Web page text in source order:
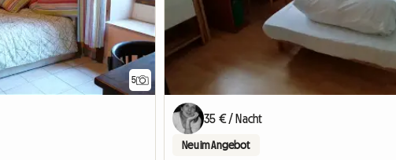
5
35 € / Nacht
Neu im Angebot